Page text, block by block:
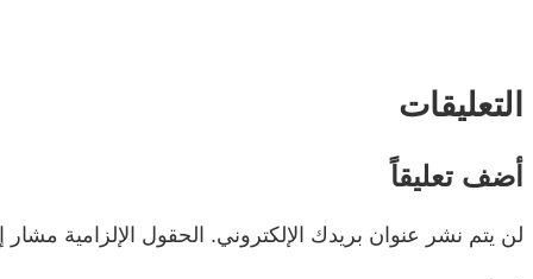
التعليقات
أضف تعليقاً
لن يتم نشر عنوان بريدك الإلكتروني. الحقول الإلزامية مشار